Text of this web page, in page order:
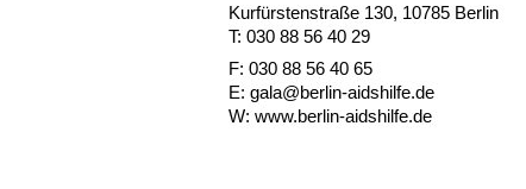
Kurfürstenstraße 130, 10785 Berlin
T: 030 88 56 40 29
F: 030 88 56 40 65
E: gala@berlin-aidshilfe.de
W: www.berlin-aidshilfe.de